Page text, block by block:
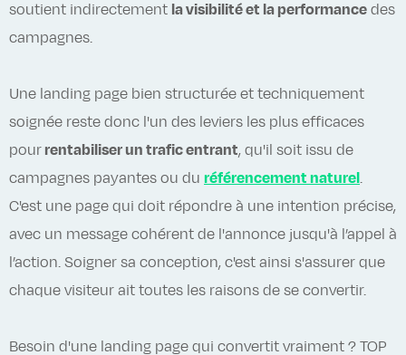
soutient indirectement la visibilité et la performance des
campagnes.
Une landing page bien structurée et techniquement
soignée reste donc l'un des leviers les plus efficaces
pour rentabiliser un trafic entrant, qu'il soit issu de
campagnes payantes ou du référencement naturel .
C'est une page qui doit répondre à une intention précise,
avec un message cohérent de l'annonce jusqu'à l’appel à
l’action. Soigner sa conception, c'est ainsi s'assurer que
chaque visiteur ait toutes les raisons de se convertir.
Besoin d'une landing page qui convertit vraiment ? TOP